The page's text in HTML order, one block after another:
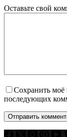
Оставьте свой
Сохранить моё
последующих
Отправить